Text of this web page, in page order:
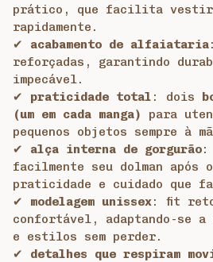
prático, que facilita
rapidamente.
✔ acabamento de alfaiataria
reforçadas, garantindo
impecável.
✔ praticidade total : dois
(um em cada manga)
para
pequenos objetos sempre à
✔ alça interna de gorgurão:
facilmente seu dolman após
praticidade e cuidado que
✔ modelagem unissex: fit
confortável, adaptando-se
e estilos sem perder.
✔ detalhes que respiram